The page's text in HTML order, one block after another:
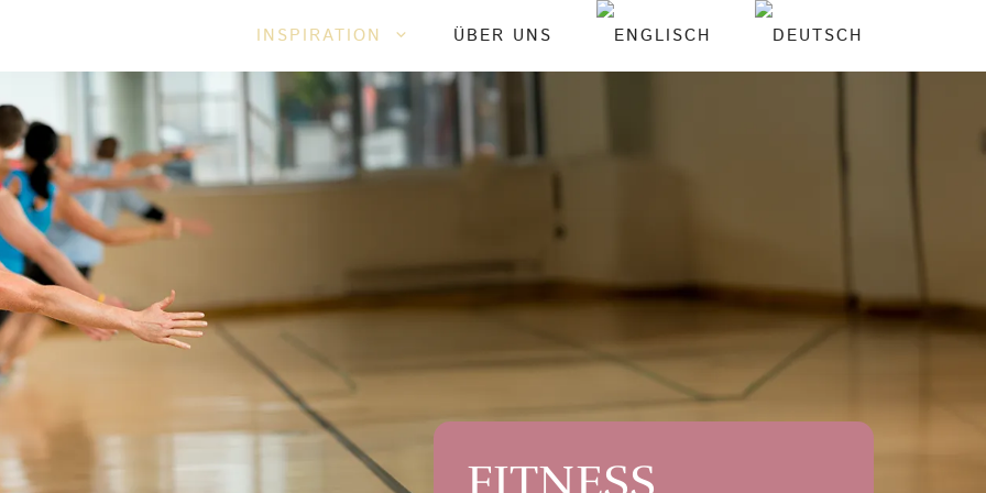
INSPIRATION ÜBER UNS